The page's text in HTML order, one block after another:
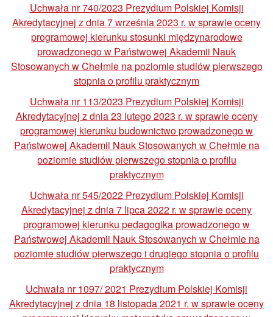
Uchwała nr 740/2023 Prezydium Polskiej Komisji
Akredytacyjnej z dnia 7 września 2023 r. w sprawie oceny
programowej kierunku stosunki międzynarodowe
prowadzonego w Państwowej Akademii Nauk
Stosowanych w Chełmie na poziomie studiów pierwszego
stopnia o profilu praktycznym
Uchwała nr 113/2023 Prezydium Polskiej Komisji
Akredytacyjnej z dnia 23 lutego 2023 r. w sprawie oceny
programowej kierunku budownictwo prowadzonego w
Państwowej Akademii Nauk Stosowanych w Chełmie na
poziomie studiów pierwszego stopnia o profilu
praktycznym
Uchwała nr 545/2022 Prezydium Polskiej Komisji
Akredytacyjnej z dnia 7 lipca 2022 r. w sprawie oceny
programowej kierunku pedagogika prowadzonego w
Państwowej Akademii Nauk Stosowanych w Chełmie na
poziomie studiów pierwszego i drugiego stopnia o profilu
praktycznym
Uchwała nr 1097/ 2021 Prezydium Polskiej Komisji
Akredytacyjnej z dnia 18 listopada 2021 r. w sprawie oceny